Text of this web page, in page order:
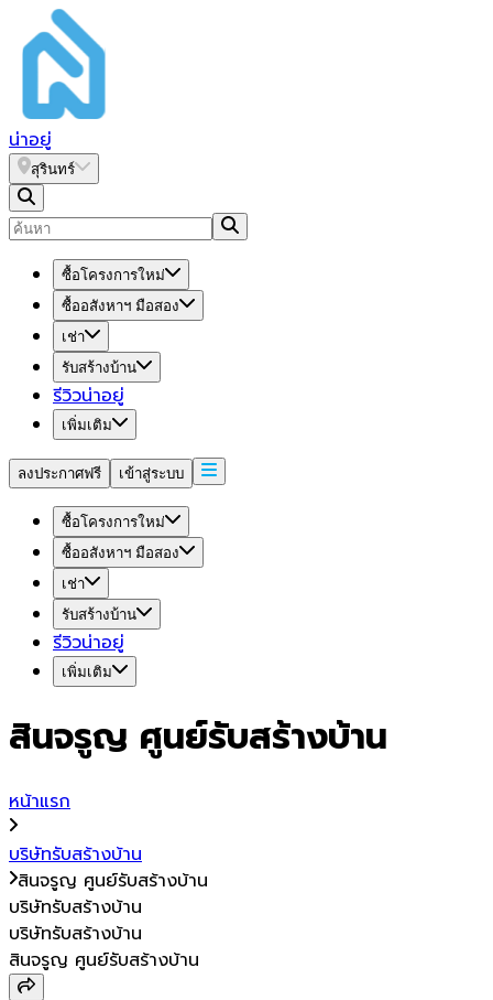
น่าอยู่
สุรินทร์
ซื้อโครงการใหม่
ซื้ออสังหาฯ มือสอง
เช่า
รับสร้างบ้าน
รีวิวน่าอยู่
เพิ่มเติม
ลงประกาศฟรี เข้าสู่ระบบ
ซื้อโครงการใหม่
ซื้ออสังหาฯ มือสอง
เช่า
รับสร้างบ้าน
รีวิวน่าอยู่
เพิ่มเติม
สินจรูญ ศูนย์รับสร้างบ้าน
หน้าแรก
บริษัทรับสร้างบ้าน
สินจรูญ ศูนย์รับสร้างบ้าน
บริษัทรับสร้างบ้าน
บริษัทรับสร้างบ้าน
สินจรูญ ศูนย์รับสร้างบ้าน